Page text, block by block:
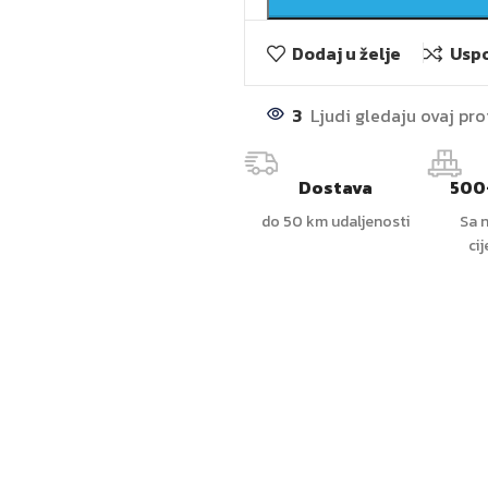
Dodaj u želje
3 Ljudi gledaju ovaj
Dostava
do 50 km udaljenosti
Sa